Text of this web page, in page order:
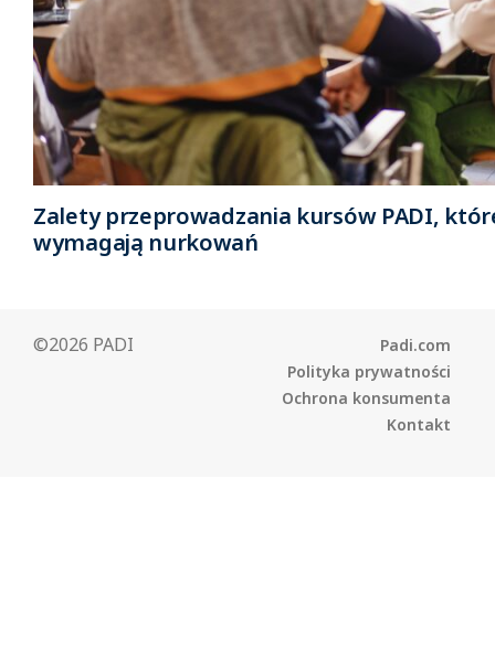
Zalety przeprowadzania kursów PADI,
wymagają nurkowań
©2026 PADI
Padi.com
Polityka prywatności
Ochrona konsumenta
Kontakt